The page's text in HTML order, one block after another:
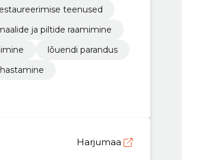
teenused
ja piltide raamimine
lõuendi parandus
Harjumaa